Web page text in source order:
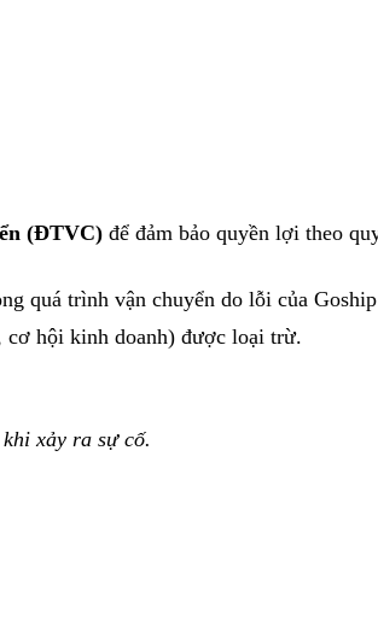
(ĐTVC) để đảm bảo quyền lợi theo
quá trình vận chuyển do lỗi của
cơ hội kinh doanh) được loại trừ.
xảy ra sự cố.